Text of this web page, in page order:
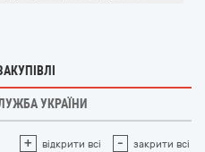
УКРАЇНИ
+ відкрити всі - закрити всі